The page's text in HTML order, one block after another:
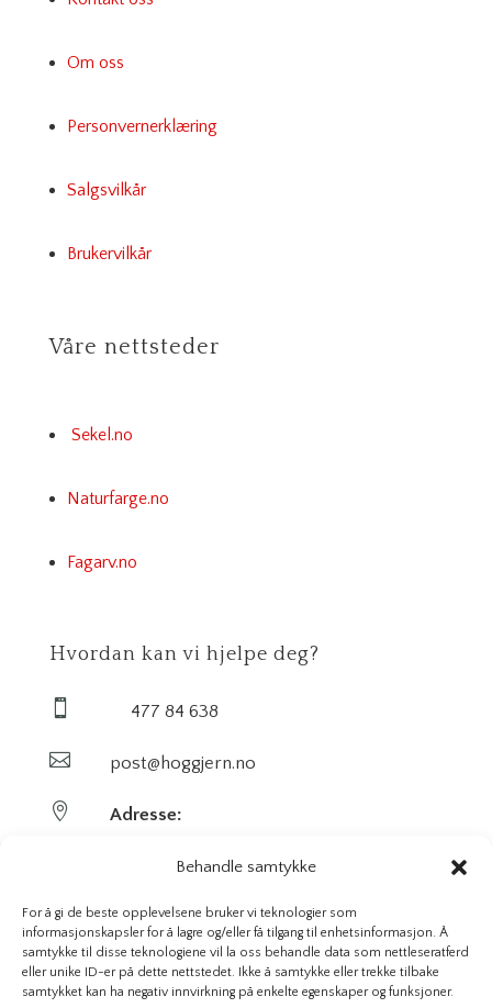
Behandle samtykke
For å gi de beste opplevelsene bruker vi teknologier som
informasjonskapsler for å lagre og/eller få tilgang til enhetsinformasjon. Å
samtykke til disse teknologiene vil la oss behandle data som nettleseratferd
eller unike ID-er på dette nettstedet. Ikke å samtykke eller trekke tilbake
samtykket kan ha negativ innvirkning på enkelte egenskaper og funksjoner.
Om oss
Personvernerklæring
Salgsvilkår
Brukervilkår
Våre nettsteder
Sekel.no
Naturfarge.no
Fagarv.no
Hvordan kan vi hjelpe deg?
 477 84 638
 post@hoggjern.no
 Adresse:
Sekel AS
Sentrumsveien 29
3647 Hvittingfoss